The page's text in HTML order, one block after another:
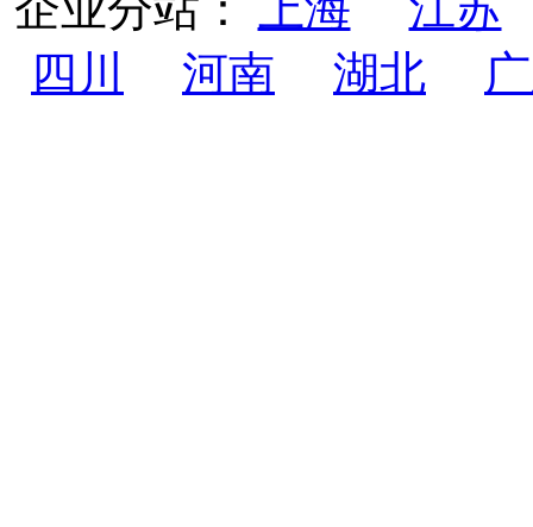
四川
河南 湖北